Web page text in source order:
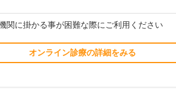
関に掛かる事が困難な際にご利用ください
オンライン診療の詳細をみる